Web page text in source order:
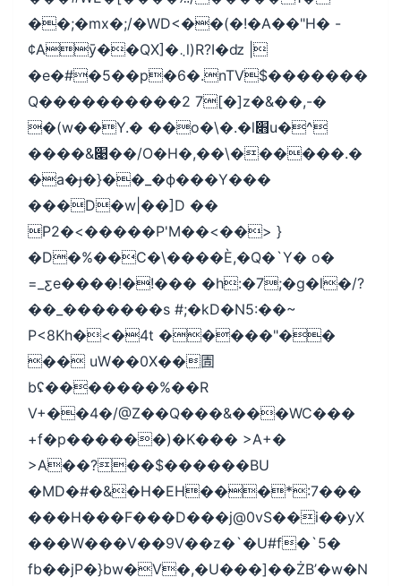
��;�mx�;/�WD<��(�!�A��"H� -
¢Aȳ��QX]�܆l)R?I�ǳ |
�e�#�5��p�6�.nTV$�������
Q����������2 7[�]z�&��,-�
�(w��Y.� ��o�\�.�l׋u�^
����&׉��/O�H�,��\������.�
�a�ɟ�}��_�ϕ���Y���
���D�w|��]D ��
P2�<�����P'M��<��> }
�D�%��C�\����Ѐ,�Q�`Y� o�
=_ƹe����!�!��� �h:�7;�g�l�/?
��_�������s #;�kD�N5:��~
P<8Kh�<�4t �����"��
�� uW��0X��圊
bʢ�������%��R
V+��4�/@Z��Q���&���WC���
+f�p������)�K��� >A+�
>A��?��$������BU
�MD�#�&�H�EH���*:7���
���H���F���D���j@0vS��i��yX
���W���V��9V��z�`�U#f�`5�
fb��jP�}bw�V�,�U���]��ŻB’�w�N